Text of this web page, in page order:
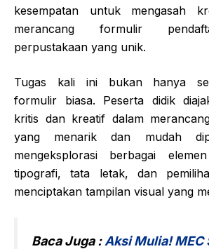
kesempatan untuk mengasah
merancang formulir
perpustakaan yang unik.
Tugas kali ini bukan hanya
formulir biasa. Peserta didik
kritis dan kreatif dalam
yang menarik dan mudah
mengeksplorasi berbagai
tipografi, tata letak, dan
menciptakan tampilan visual yang
Baca Juga :Aksi Mulia! MEC